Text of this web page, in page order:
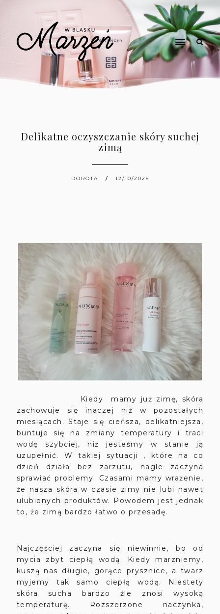
Delikatne oczyszczanie skóry suchej
zimą
DOROTA 12/10/2025
Kiedy mamy już zimę, skóra
zachowuje się inaczej niż w pozostałych
miesiącach. Staje się cieńsza, delikatniejsza,
buntuje się na zmiany temperatury i traci
wodę szybciej, niż jesteśmy w stanie ją
uzupełnić. W takiej sytuacji , które na co
dzień działa bez zarzutu, nagle zaczyna
sprawiać problemy. Czasami mamy wrażenie,
że nasza skóra w czasie zimy nie lubi nawet
ulubionych produktów. Powodem jest jednak
to, że zimą bardzo łatwo o przesadę.
Najczęściej zaczyna się niewinnie, bo od
mycia zbyt ciepłą wodą. Kiedy marzniemy,
kuszą nas długie, gorące prysznice, a twarz
myjemy tak samo ciepłą wodą. Niestety
skóra sucha bardzo źle znosi wysoką
temperaturę. Rozszerzone naczynka,